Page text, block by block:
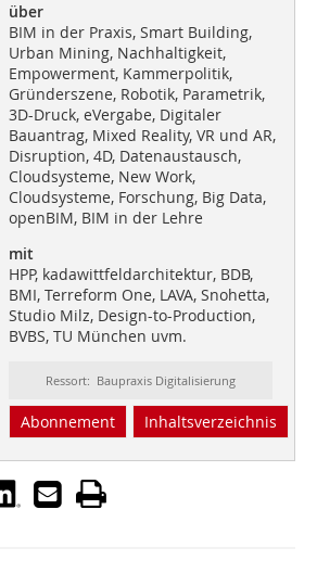
über
BIM in der Praxis, Smart Building,
Urban Mining, Nachhaltigkeit,
Empowerment, Kammerpolitik,
Gründerszene, Robotik, Parametrik,
3D-Druck, eVergabe, Digitaler
Bauantrag, Mixed Reality, VR und AR,
Disruption, 4D, Datenaustausch,
Cloudsysteme, New Work,
Cloudsysteme, Forschung, Big Data,
openBIM, BIM in der Lehre
mit
HPP, kadawittfeldarchitektur, BDB,
BMI, Terreform One, LAVA, Snohetta,
Studio Milz, Design-to-Production,
BVBS, TU München uvm.
Ressort: Baupraxis Digitalisierung
Abonnement Inhaltsverzeichnis